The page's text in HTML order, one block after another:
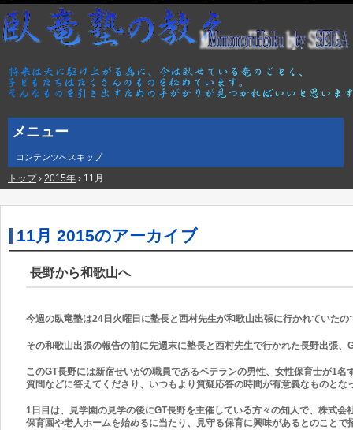
メニュー
コンテンツへスキップ
トップ › 2015年 › 11月
11月 2015のアーカイブ
長野から和歌山へ
今週の臥竜塾は24日火曜日に塾長と西村先生が和歌山出張に行かれていたの
その和歌山出張の報告の前に先週末に塾長と西村先生で行かれた長野出張、
このGT長野には新宿せいがの職員であるベテランの男性、女性保育士が1名
質問などに答えてくださり、いつもより質疑応答の時間が有意義なものとな
1 日目は、見学園の見学の後にGT長野を主催している方々の知人で、株式会
保育園や老人ホームを始めるに当たり、見守る保育に興味があるとのことで